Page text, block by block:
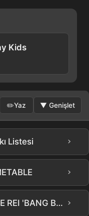
Kids
✏️Yaz ▼ Genişlet
Listesi ›
›
[Evden İlk Sıra Fancam 4K] IVE REI 'BANG BANG' (IVE REI FanCam) @SBS Inkigayo 260215 ›